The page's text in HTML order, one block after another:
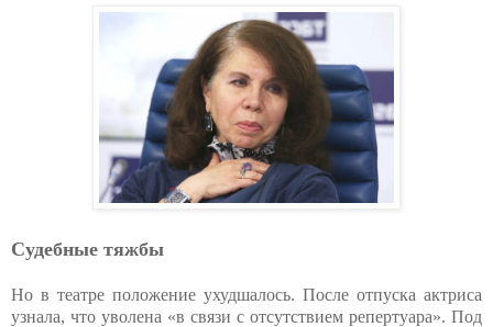
Судебные тяжбы
Но в театре положение ухудшалось. После отпуска актриса
узнала, что уволена «в связи с отсутствием репертуара». Под